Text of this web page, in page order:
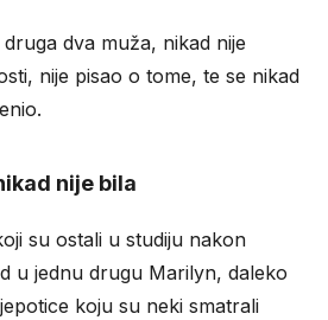
dva muža, nikad nije
nije pisao o tome, te se nikad
nije bila
su ostali u studiju nakon
u jednu drugu Marilyn, daleko
koju su neki smatrali